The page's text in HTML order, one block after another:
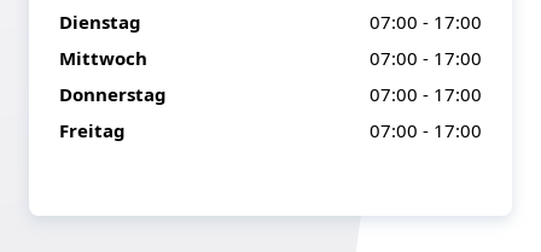
Dienstag
07:00 - 17:00
Mittwoch
07:00 - 17:00
Donnerstag
07:00 - 17:00
Freitag
07:00 - 17:00